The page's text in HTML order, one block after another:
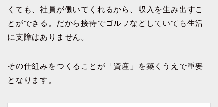
くても、社員が働いてくれるから、収入を生み出すこ
とができる。だから接待でゴルフなどしていても生活
に支障はありません。
その仕組みをつくることが「資産」を築くうえで重要
となります。